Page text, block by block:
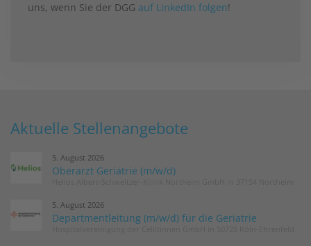
uns, wenn Sie der DGG auf LinkedIn folgen!
Aktuelle Stellenangebote
5. August 2026
Oberarzt Geriatrie (m/w/d)
5. August 2026
Departmentleitung (m/w/d) für die Geriatrie